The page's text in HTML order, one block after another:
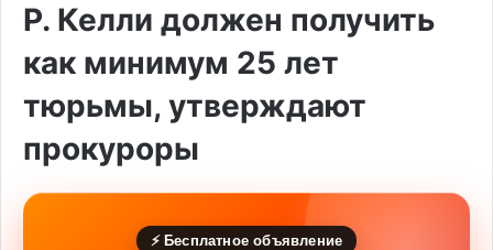
Р. Келли должен получить
как минимум 25 лет
тюрьмы, утверждают
прокуроры
⚡ Бесплатное объявление